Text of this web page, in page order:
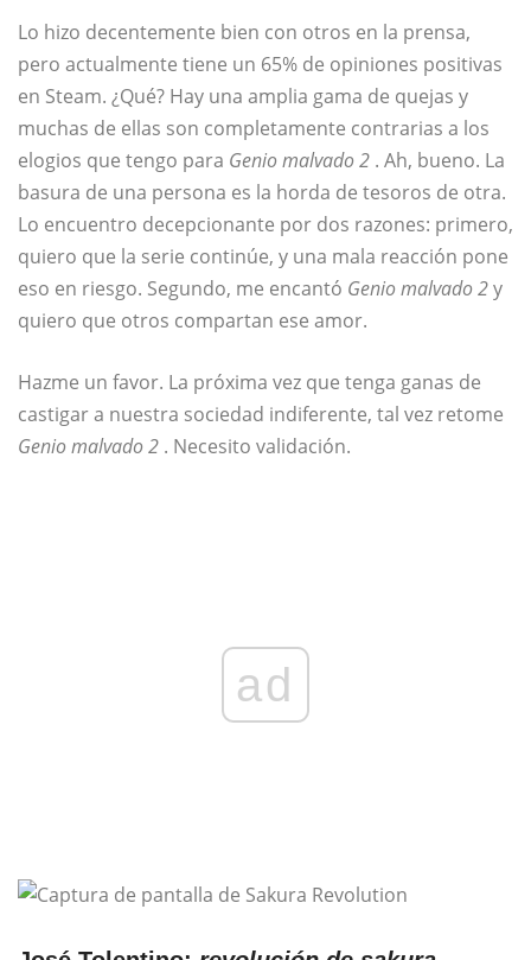
Lo hizo decentemente bien con otros en la prensa,
pero actualmente tiene un 65% de opiniones positivas
en Steam. ¿Qué? Hay una amplia gama de quejas y
muchas de ellas son completamente contrarias a los
elogios que tengo para Genio malvado 2 . Ah, bueno. La
basura de una persona es la horda de tesoros de otra.
Lo encuentro decepcionante por dos razones: primero,
quiero que la serie continúe, y una mala reacción pone
eso en riesgo. Segundo, me encantó Genio malvado 2y
quiero que otros compartan ese amor.
Hazme un favor. La próxima vez que tenga ganas de
castigar a nuestra sociedad indiferente, tal vez retome
Genio malvado 2 . Necesito validación.
ad